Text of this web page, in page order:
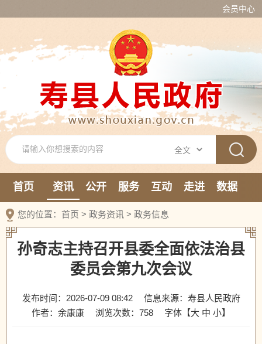
会员中心
首页 资讯 公开 服务 互动 走进
数据
新媒体
您的位置： 首页 > 政务资讯 > 政务信息
孙奇志主持召开县委全面依法治县
委员会第九次会议
发布时间：2026-07-09 08:42
信息来源：寿县人民政府
作者：余康康
浏览次数： 758 字体【大 中 小】